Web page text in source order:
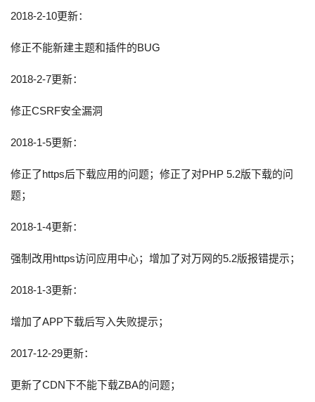
2018-2-10更新：
修正不能新建主题和插件的BUG
2018-2-7更新：
修正CSRF安全漏洞
2018-1-5更新：
修正了https后下载应用的问题；修正了对PHP 5.2版下载的问
题；
2018-1-4更新：
强制改用https访问应用中心；增加了对万网的5.2版报错提示；
2018-1-3更新：
增加了APP下载后写入失败提示；
2017-12-29更新：
更新了CDN下不能下载ZBA的问题；